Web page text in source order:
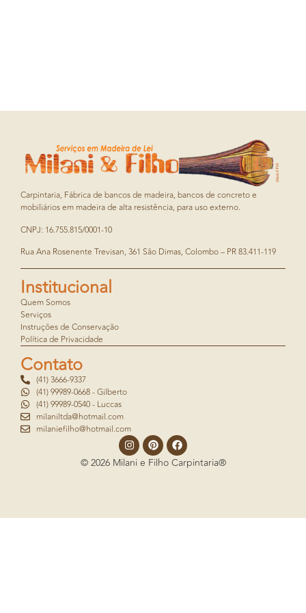
Carpintaria, Fábrica de bancos de madeira, bancos de concreto e
mobiliários em madeira de alta resistência, para uso externo.
CNPJ: 16.755.815/0001-10
Rua Ana Rosenente Trevisan, 361 São Dimas, Colombo – PR 83.411-119
Institucional
Quem Somos
Serviços
Instruções de Conservação
Política de Privacidade
Contato
(41) 3666-9337
(41) 99989-0668 - Gilberto
(41) 99989-0540 - Luccas
milaniltda@hotmail.com
milaniefilho@hotmail.com
© 2026 Milani e Filho Carpintaria®